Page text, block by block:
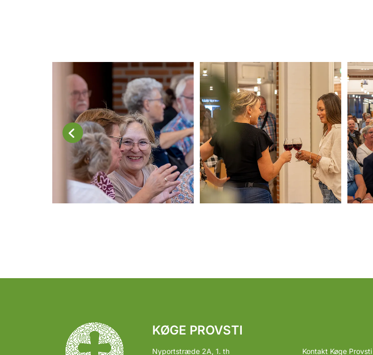
KØGE PROVSTI
Nyportstræde 2A, 1. th Kontakt Køge Provsti